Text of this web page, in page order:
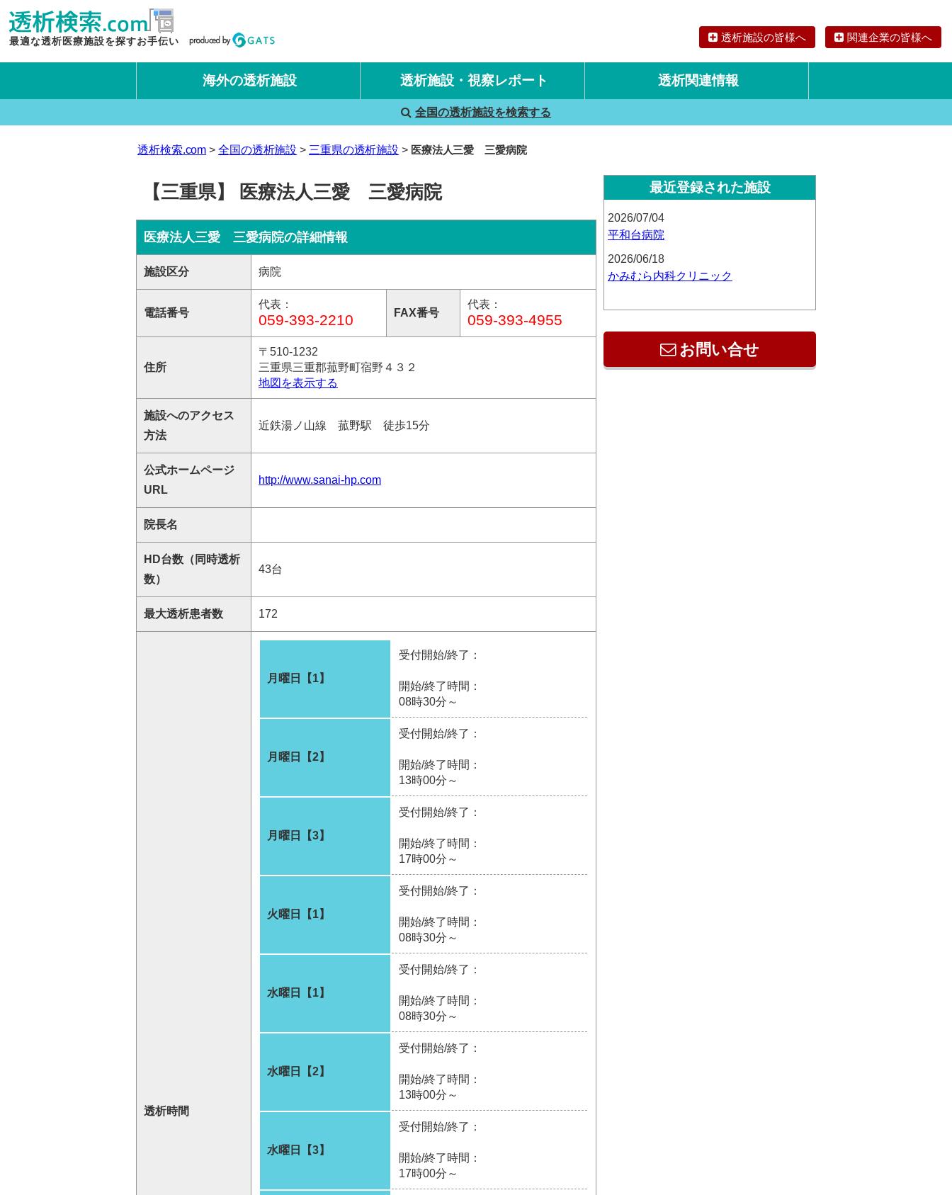
最適な透析医療施設を探すお手伝い 透析施設の皆様へ 関連企業の皆様へ
海外の透析施設 透析施設・視察レポート
国内旅行透析レポート
海外旅行透析レポート
透析関連情報
全国の透析施設を検索する
透析検索.com 全国の透析施設 三重県の透析施設 医療法人三愛 三愛病院
【三重県】 医療法人三愛 三愛病院
医療法人三愛 三愛病院の詳細情報
施設区分 病院
電話番号
代表：
059-393-2210 FAX番号
代表：
059-393-4955
住所
〒510-1232
三重県三重郡菰野町宿野４３２
地図を表示する
施設へのアクセス
方法
近鉄湯ノ山線 菰野駅 徒歩15分
公式ホームページ
URL
http://www.sanai-hp.com
院長名
HD台数（同時透析
数）
43台
最大透析患者数 172
透析時間
月曜日【1】
受付開始/終了：
開始/終了時間：
08時30分～
月曜日【2】
受付開始/終了：
開始/終了時間：
13時00分～
月曜日【3】
受付開始/終了：
開始/終了時間：
17時00分～
火曜日【1】
受付開始/終了：
開始/終了時間：
08時30分～
水曜日【1】
受付開始/終了：
開始/終了時間：
08時30分～
水曜日【2】
受付開始/終了：
開始/終了時間：
13時00分～
水曜日【3】
受付開始/終了：
開始/終了時間：
17時00分～
最近登録された施設
2026/07/04
平和台病院
2026/06/18
かみむら内科クリニック
お問い合せ